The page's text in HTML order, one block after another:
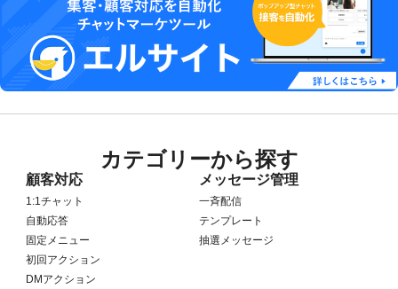
カテゴリーから探す
顧客対応
1:1チャット
自動応答
固定メニュー
初回アクション
DMアクション
メッセージ管理
一斉配信
テンプレート
抽選メッセージ